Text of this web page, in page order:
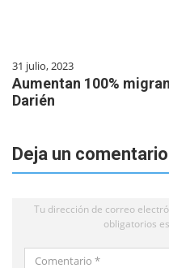
31 julio, 2023
Aumentan 100%
Darién
Deja un comentario
Tu dirección de correo
obligatorios
Comentario